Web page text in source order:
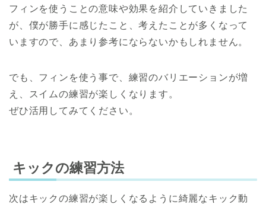
フィンを使うことの意味や効果を紹介していきました
が、僕が勝手に感じたこと、考えたことが多くなって
いますので、あまり参考にならないかもしれません。
でも、フィンを使う事で、練習のバリエーションが増
え、スイムの練習が楽しくなります。
ぜひ活用してみてください。
キックの練習方法
次はキックの練習が楽しくなるように綺麗なキック動